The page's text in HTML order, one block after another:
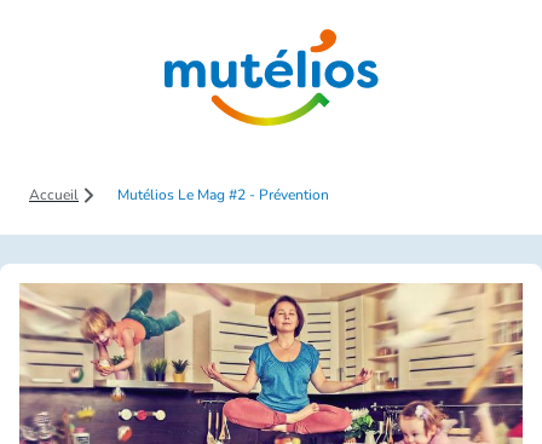
Accueil Mutélios Le Mag #2 - Prévention